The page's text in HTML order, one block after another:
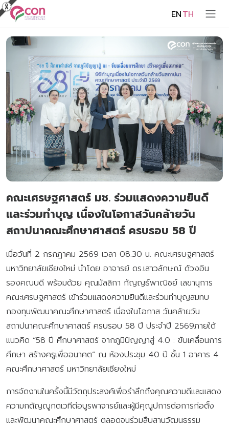
ENTH
คณะเศรษฐศาสตร์ มช. ร่วมแสดงความยินดี
และร่วมทำบุญ เนื่องในโอกาสวันคล้ายวัน
สถาปนาคณะศึกษาศาสตร์ ครบรอบ 58 ปี
เมื่อวันที่ 2 กรกฎาคม 2569 เวลา 08.30 น. คณะเศรษฐศาสตร์
มหาวิทยาลัยเชียงใหม่ นำโดย อาจารย์ ดร.เสาวลักษณ์ ด้วงอิน
รองคณบดี พร้อมด้วย คุณมัลลิกา กัญญธ์พาณิชย์ เลขานุการ
คณะเศรษฐศาสตร์ เข้าร่วมแสดงความยินดีและร่วมทำบุญสมทบ
กองทุนพัฒนาคณะศึกษาศาสตร์ เนื่องในโอกาส วันคล้ายวัน
สถาปนาคณะศึกษาศาสตร์ ครบรอบ 58 ปี ประจำปี 2569ภายใต้
แนวคิด “58 ปี ศึกษาศาสตร์ จากภูมิปัญญาสู่ 4.0 : ขับเคลื่อนการ
ศึกษา สร้างครูเพื่ออนาคต” ณ ห้องประชุม 40 ปี ชั้น 1 อาคาร 4
คณะศึกษาศาสตร์ มหาวิทยาลัยเชียงใหม่
การจัดงานในครั้งนี้มีวัตถุประสงค์เพื่อรำลึกถึงคุณความดีและแสดง
ความกตัญญูกตเวทีต่อบูรพาจารย์และผู้มีคุณูปการต่อการก่อตั้ง
และพัฒนาคณะศึกษาศาสตร์ ตลอดจนร่วมสืบสานวัฒนธรรม